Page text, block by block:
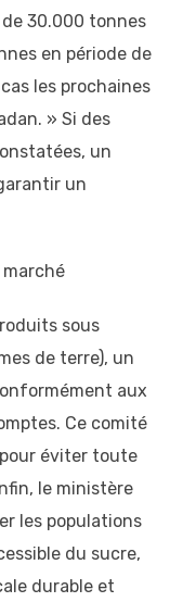
30.000 tonnes
en période de
les prochaines
» Si des
un
un
sous
de terre), un
aux
Ce comité
éviter toute
le ministère
les populations
du sucre,
durable et